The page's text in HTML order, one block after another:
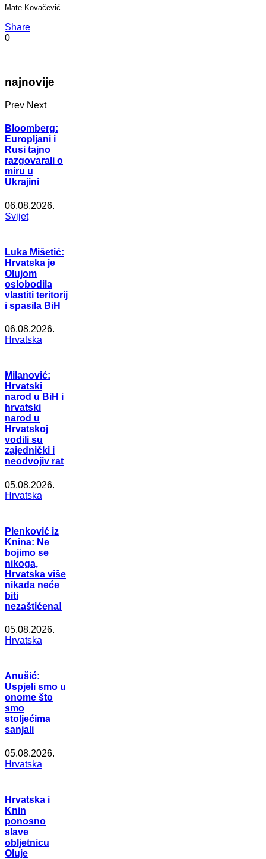
Mate Kovačević
Share
0
najnovije
Prev Next
Bloomberg:
Europljani i
Rusi tajno
razgovarali o
miru u
Ukrajini
06.08.2026.
Svijet
Luka Mišetić:
Hrvatska je
Olujom
oslobodila
vlastiti teritorij
i spasila BiH
06.08.2026.
Hrvatska
Milanović:
Hrvatski
narod u BiH i
hrvatski
narod u
Hrvatskoj
vodili su
zajednički i
neodvojiv rat
05.08.2026.
Hrvatska
Plenković iz
Knina: Ne
bojimo se
nikoga,
Hrvatska više
nikada neće
biti
nezaštićena!
05.08.2026.
Hrvatska
Anušić:
Uspjeli smo u
onome što
smo
stoljećima
sanjali
05.08.2026.
Hrvatska
Hrvatska i
Knin
ponosno
slave
obljetnicu
Oluje